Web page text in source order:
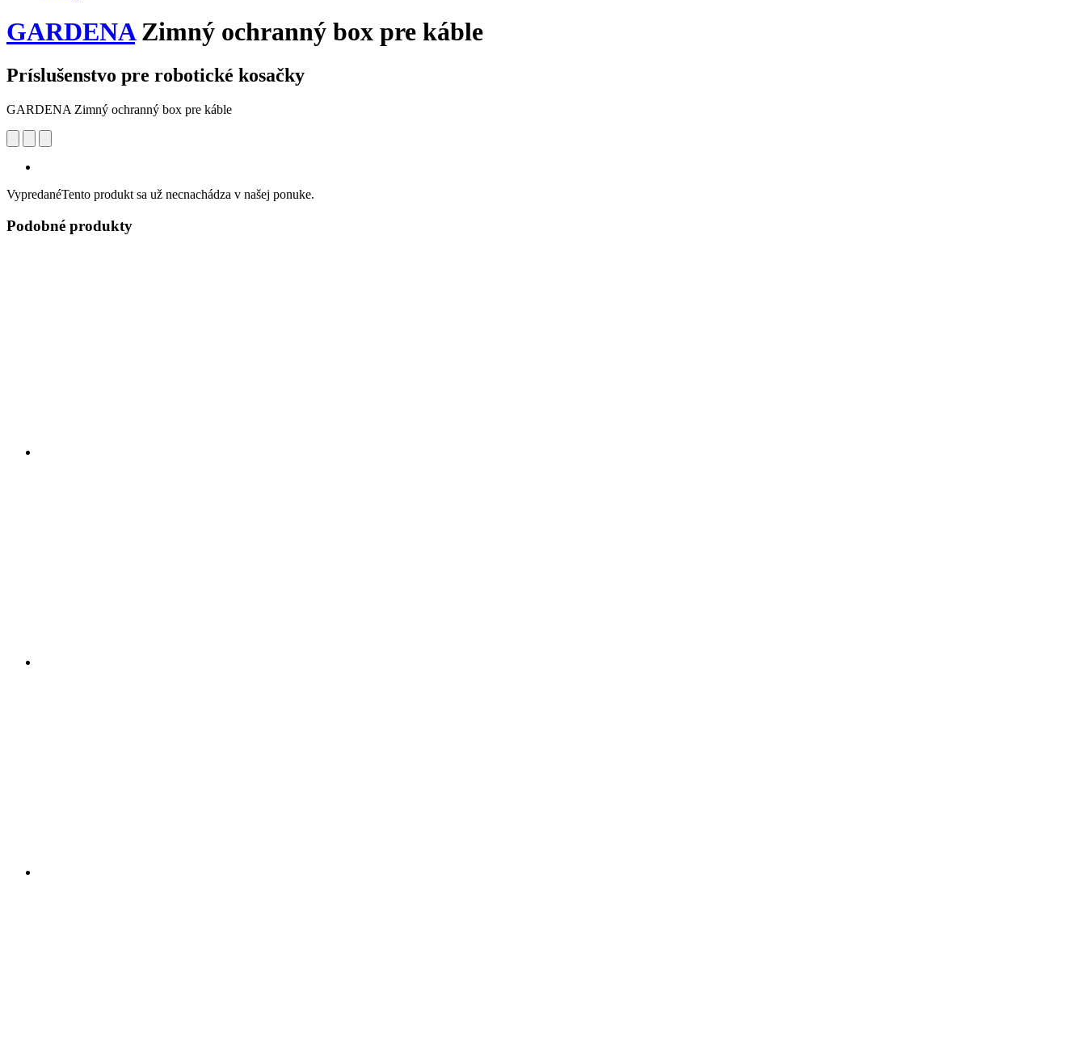
GARDENAZimný ochranný box pre káble
Príslušenstvo pre robotické kosačky
GARDENA Zimný ochranný box pre káble
VypredanéTento produkt sa už necnachádza v našej ponuke.
Podobné produkty